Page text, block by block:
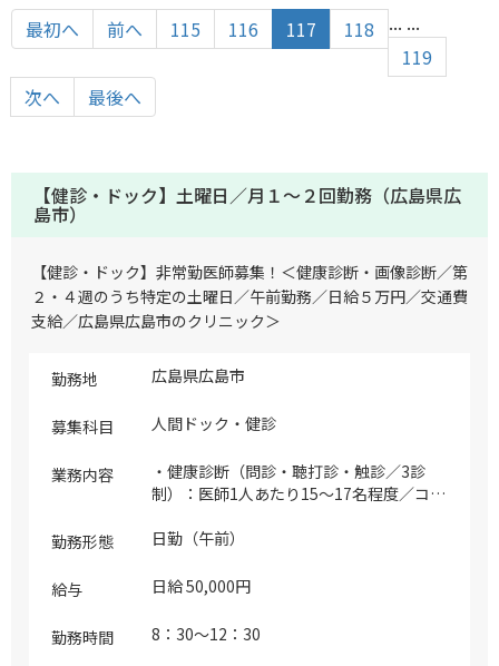
最初へ 前へ ...
115 116 117
118
119
...
次へ 最後へ
【健診・ドック】土曜日／月１～２回勤務（広島県広
島市）
【健診・ドック】非常勤医師募集！＜健康診断・画像診断／第
２・４週のうち特定の土曜日／午前勤務／日給５万円／交通費
支給／広島県広島市のクリニック＞
勤務地 広島県広島市
募集科目 人間ドック・健診
業務内容
・健康診断（問診・聴打診・触診／3診
制）：医師1人あたり15～17名程度／コマ
線・腹部エコーの読影 ※専用システムへ
ている病名や症状をクリックして選択する
勤務形態 日勤（午前）
給与 日給 50,000円
勤務時間 8：30～12：30